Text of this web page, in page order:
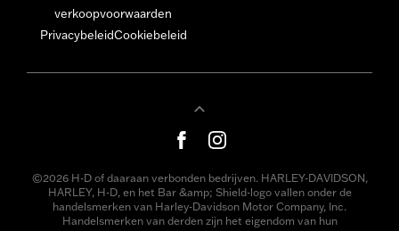
verkoopvoorwaarden
PrivacybeleidCookiebeleid
©2026 H-D of daaraan verbonden bedrijven. HARLEY-DAVIDSON,
HARLEY, H-D, en het Bar &amp; Shield-logo vallen onder de
handelsmerken van Harley-Davidson Motor Company, Inc.
Handelsmerken van derden zijn het eigendom van hun